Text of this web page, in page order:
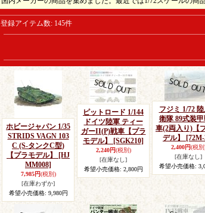
登録アイテム数: 145件
ホビージャパン 1/35
STRIDS VAGN 103
C (S‐タンクC型)
【プラモデル】
[HJ
MM008]
7,985円(税別)
[在庫わずか]
希望小売価格: 9,980円
ピットロード 1/144
ドイツ陸軍 ティー
ガーII(P)戦車【プラ
モデル】
[SGK210]
2,240円(税別)
[在庫なし]
希望小売価格: 2,800円
フジミ 1/72
衛隊 89式装
車(2両入り)【
デル】
2,400円(税別
[在庫なし]
希望小売価格: